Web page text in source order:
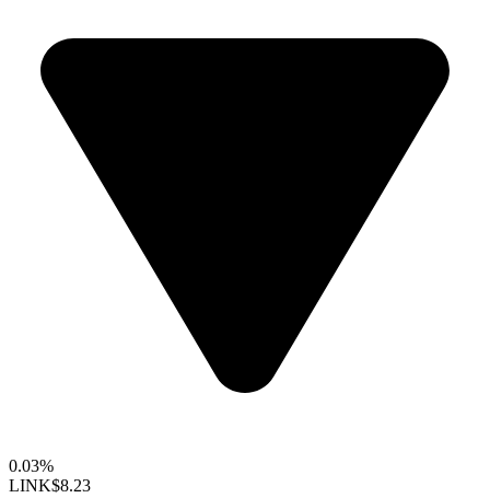
0.03%
LINK$8.23